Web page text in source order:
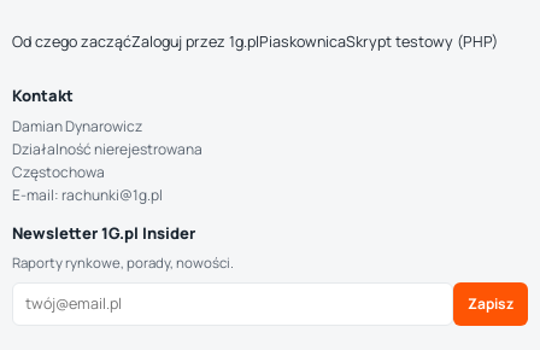
Od czego zacząćZaloguj przez 1g.plPiaskownicaSkrypt testowy (PHP)
Kontakt
Damian Dynarowicz
Działalność nierejestrowana
Częstochowa
E-mail: rachunki@1g.pl
Newsletter 1G.pl Insider
Raporty rynkowe, porady, nowości.
Zapisz